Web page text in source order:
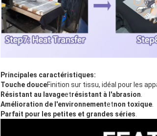
Principales caractéristiques:
Touche douceFinition sur tissu, idéal pour les
Résistant au lavageetrésistant à l'abrasion
Amélioration de l'environnementetnon toxique
Parfait pour les petites et grandes séries